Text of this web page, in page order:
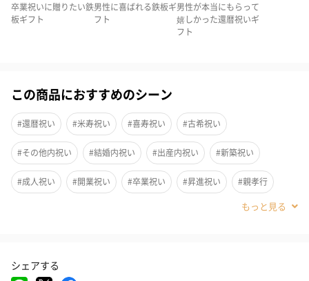
ミラー加工の2重タンブラー
タンブラーは中空二層構造ですので保冷保温性に優れています。
中空二層構造ならではの特徴として、内側に研磨を施すことが可
アイスキューブ
卒業祝いに贈りたい鉄
板ギフト
男性に喜ばれる鉄板ギ
フト
男性が本当にもらって
嬉しかった還暦祝いギ
フト
この商品におすすめのシーン
#還暦祝い #米寿祝い #喜寿祝い #古希祝い
#その他内祝い #結婚内祝い #出産内祝い #新築祝い
#成人祝い #開業祝い #卒業祝い #昇進祝い #親孝行
#退職祝い
#敬老の日
シェアする